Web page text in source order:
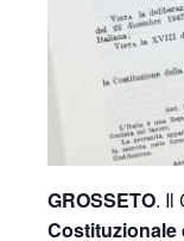
GROSSETO. Il
Costituzionale